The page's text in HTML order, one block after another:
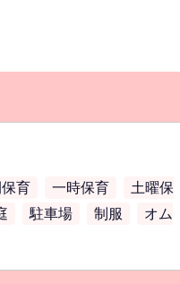
育 一時保育
土曜保
駐車場 制服
オム